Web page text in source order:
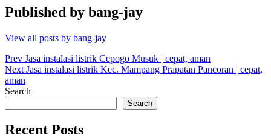
Published by bang-jay
View all posts by bang-jay
Post
navigation
Prev Jasa instalasi listrik Cepogo Musuk | cepat, aman
Next Jasa instalasi listrik Kec. Mampang Prapatan Pancoran | cepat,
aman
Search
Search
Recent Posts